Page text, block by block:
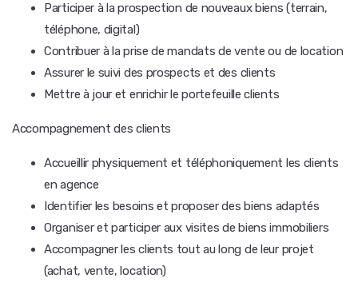
Participer à la prospection de nouveaux biens (terrain,
téléphone, digital)
Contribuer à la prise de mandats de vente ou de location
Assurer le suivi des prospects et des clients
Mettre à jour et enrichir le portefeuille clients
Accompagnement des clients
Accueillir physiquement et téléphoniquement les clients
en agence
Identifier les besoins et proposer des biens adaptés
Organiser et participer aux visites de biens immobiliers
Accompagner les clients tout au long de leur projet
(achat, vente, location)